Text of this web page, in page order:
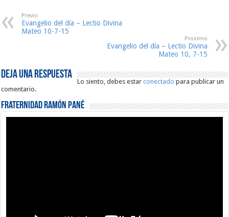
Previo
Evangelio del día – Lectio Divina
Mateo 10-7-15
Proximo
Evangelio del día – Lectio Divina
Mateo 10, 7-15
Deja una respuesta
Lo siento, debes estarconectado para publicar un
comentario.
Fraternidad Ramón Pané